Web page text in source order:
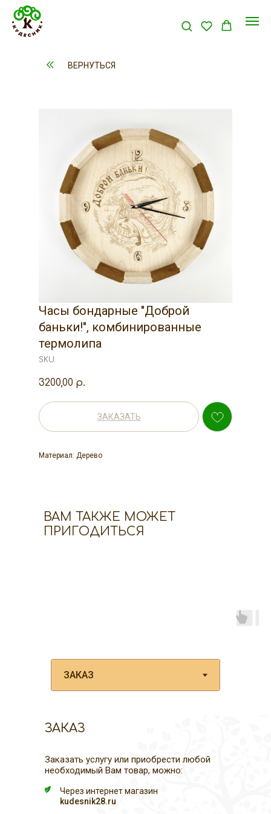
ВЕРНУТЬСЯ
Часы бондарные "Доброй
баньки!", комбинированные
термолипа
SKU:
3200,00 р.
ЗАКАЗАТЬ
Материал: Дерево
ВАМ ТАКЖЕ МОЖЕТ
ПРИГОДИТЬСЯ
ЗАКАЗ
Через интернет магазин
kudesnik28.ru
Заказать услугу или приобрести любой
необходимый Вам товар, можно: